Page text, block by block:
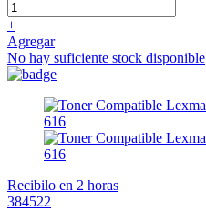
+
Agregar
No hay suficiente stock disponible
Recibilo en 2 horas
384522